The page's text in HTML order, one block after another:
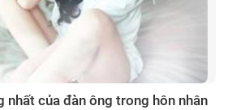
nhất của đàn ông trong hôn nhân